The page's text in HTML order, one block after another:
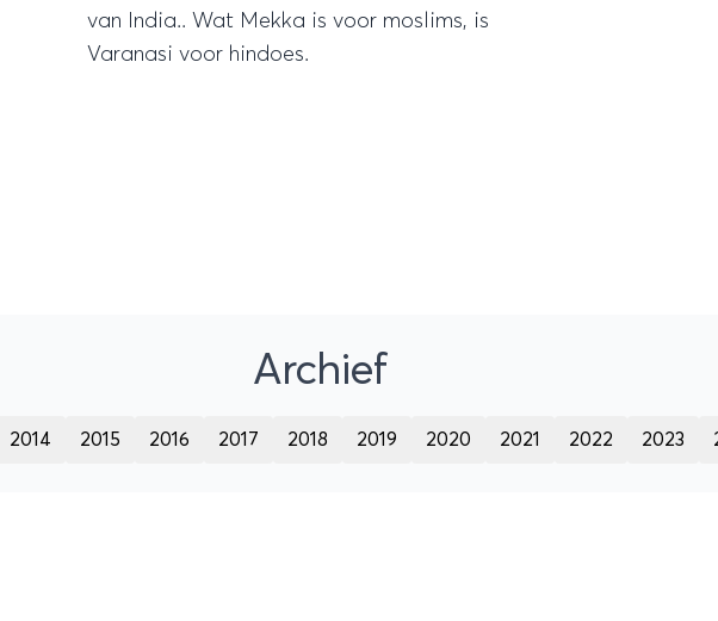
van India.. Wat Mekka is voor moslims, is
Varanasi voor hindoes.
Archief
2014 2015 2016 2017 2018 2019 2020 2021 2022 2023